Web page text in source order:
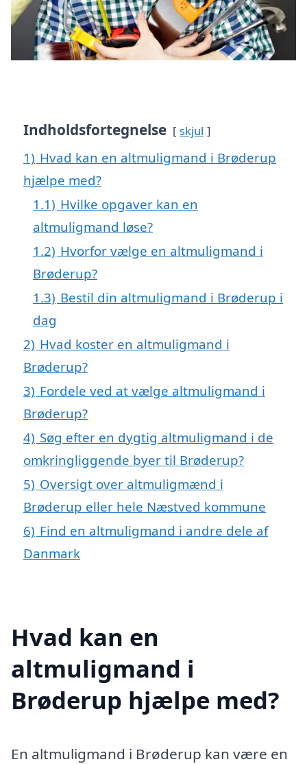
Indholdsfortegnelse skjul
1) Hvad kan en altmuligmand i Brøderup
hjælpe med?
1.1) Hvilke opgaver kan en
altmuligmand løse?
1.2) Hvorfor vælge en altmuligmand i
Brøderup?
1.3) Bestil din altmuligmand i Brøderup i
dag
2) Hvad koster en altmuligmand i
Brøderup?
3) Fordele ved at vælge altmuligmand i
Brøderup?
4) Søg efter en dygtig altmuligmand i de
omkringliggende byer til Brøderup?
5) Oversigt over altmuligmænd i
Brøderup eller hele Næstved kommune
6) Find en altmuligmand i andre dele af
Danmark
Hvad kan en
altmuligmand i
Brøderup hjælpe med?
En altmuligmand i Brøderup kan være en